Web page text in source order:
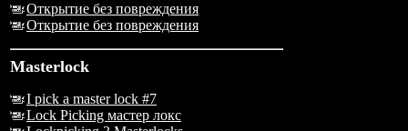
Открытие без повреждения
Открытие без повреждения
Masterlock
I pick a master lock #7
Lock Picking мастер локс